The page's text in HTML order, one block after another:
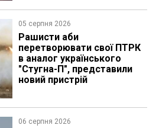
05 серпня 2026
Рашисти аби
перетворювати свої ПТРК
в аналог українського
"Стугна-П", представили
новий пристрій
06 серпня 2026